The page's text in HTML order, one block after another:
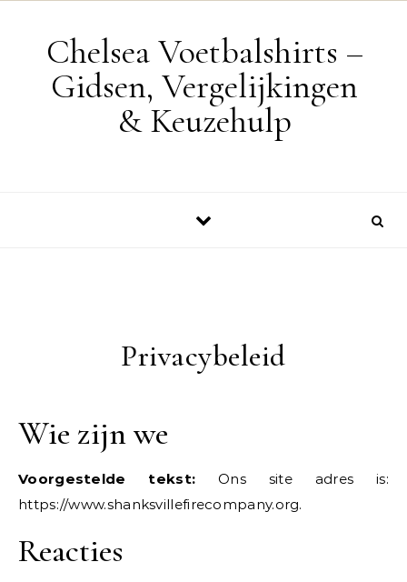
Chelsea Voetbalshirts –
Gidsen, Vergelijkingen
& Keuzehulp
Privacybeleid
Wie zijn we
Voorgestelde tekst:Ons site adres is:
https://www.shanksvillefirecompany.org.
Reacties